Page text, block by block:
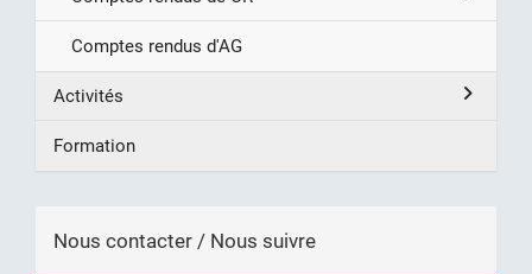
Comptes rendus d'AG
Activités
Formation
Nous contacter / Nous suivre